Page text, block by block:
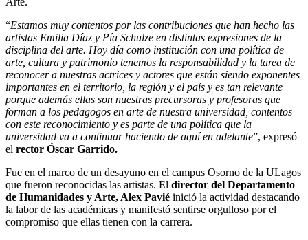
“Estamos muy contentos por las contribuciones que han hecho las
artistas Emilia Díaz y Pía Schulze en distintas expresiones de la
disciplina del arte. Hoy día como institución con una política de
arte, cultura y patrimonio tenemos la responsabilidad y la tarea de
reconocer a nuestras actrices y actores que están siendo exponentes
importantes en el territorio, la región y el país y es tan relevante
porque además ellas son nuestras precursoras y profesoras que
forman a los pedagogos en arte de nuestra universidad, contentos
con este reconocimiento y es parte de una política que la
universidad va a continuar haciendo de aquí en adelante”, expresó
el rector Óscar Garrido.
Fue en el marco de un desayuno en el campus Osorno de la ULagos
que fueron reconocidas las artistas. El director del Departamento
de Humanidades y Arte, Alex Pavié inició la actividad destacando
la labor de las académicas y manifestó sentirse orgulloso por el
compromiso que ellas tienen con la carrera.